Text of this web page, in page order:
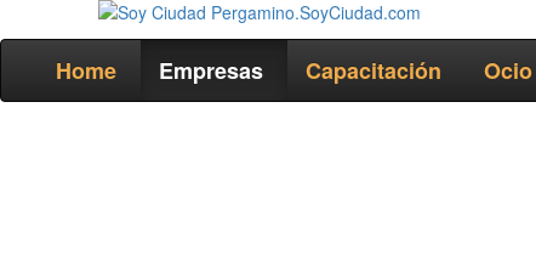
Home Empresas Capacitación Ocio